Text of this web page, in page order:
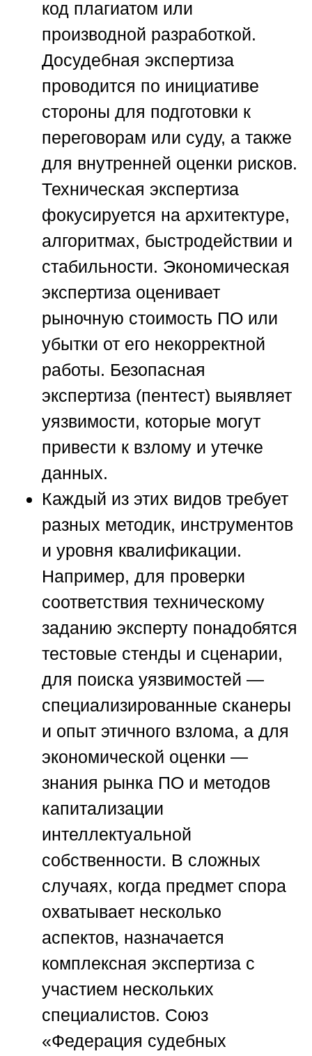
код плагиатом или
производной разработкой.
Досудебная экспертиза
проводится по инициативе
стороны для подготовки к
переговорам или суду, а также
для внутренней оценки рисков.
Техническая экспертиза
фокусируется на архитектуре,
алгоритмах, быстродействии и
стабильности. Экономическая
экспертиза оценивает
рыночную стоимость ПО или
убытки от его некорректной
работы. Безопасная
экспертиза (пентест) выявляет
уязвимости, которые могут
привести к взлому и утечке
данных.
Каждый из этих видов требует
разных методик, инструментов
и уровня квалификации.
Например, для проверки
соответствия техническому
заданию эксперту понадобятся
тестовые стенды и сценарии,
для поиска уязвимостей —
специализированные сканеры
и опыт этичного взлома, а для
экономической оценки —
знания рынка ПО и методов
капитализации
интеллектуальной
собственности. В сложных
случаях, когда предмет спора
охватывает несколько
аспектов, назначается
комплексная экспертиза с
участием нескольких
специалистов. Союз
«Федерация судебных